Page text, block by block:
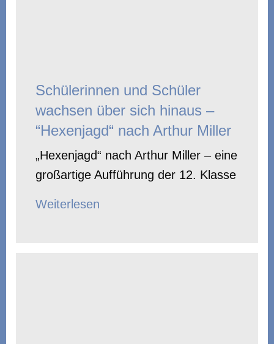
Schülerinnen und Schüler
wachsen über sich hinaus –
“Hexenjagd“ nach Arthur Miller
„Hexenjagd“ nach Arthur Miller – eine
großartige Aufführung der 12. Klasse
Weiterlesen